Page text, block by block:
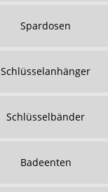
Spardosen
Schlüsselanhänger
Schlüsselbänder
Badeenten